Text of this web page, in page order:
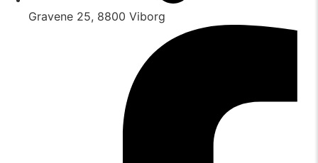
Gravene 25, 8800 Viborg